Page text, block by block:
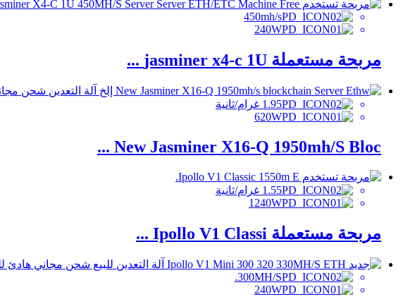
450mh/s
240W
مربحة مستعملة jasminer x4-c 1U ...
1.95 غرام/ثانية
620W
New Jasminer X16-Q 1950mh/S Bloc ...
1.55 غرام/ثانية
1240W
مربحة مستعملة Ipollo V1 Classi ...
300MH/S.
240W